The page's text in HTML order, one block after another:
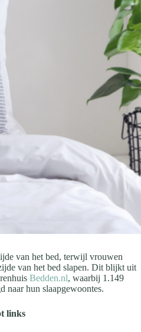
van het bed, terwijl vrouwen
van het bed slapen. Dit blijkt uit
Bedden.nl, waarbij 1.149
naar hun slaapgewoontes.
links